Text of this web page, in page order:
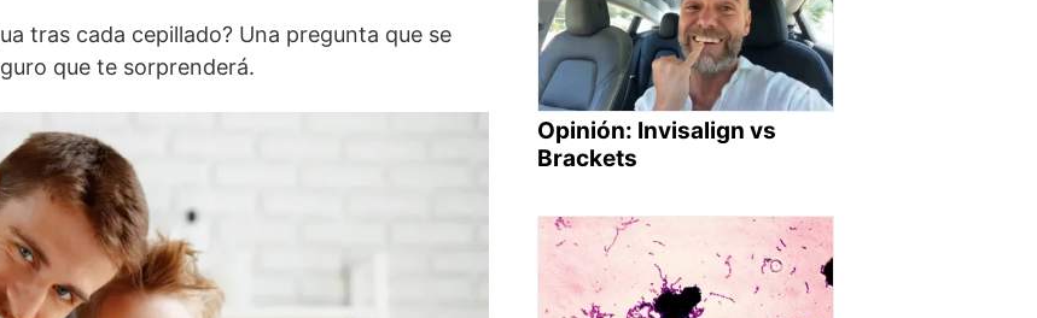
tras cada cepillado? Una pregunta que se
que te sorprenderá.
Opinión: Invisalign vs
Brackets